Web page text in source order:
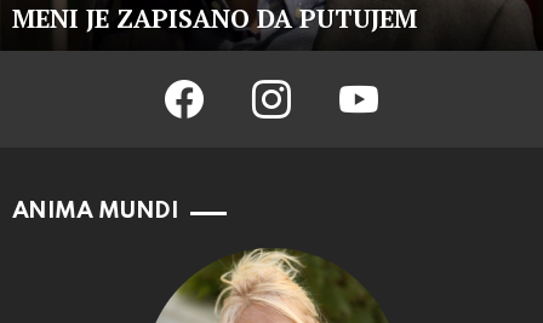
MENI JE ZAPISANO DA PUTUJEM
facebook instagram youtube
ANIMA MUNDI